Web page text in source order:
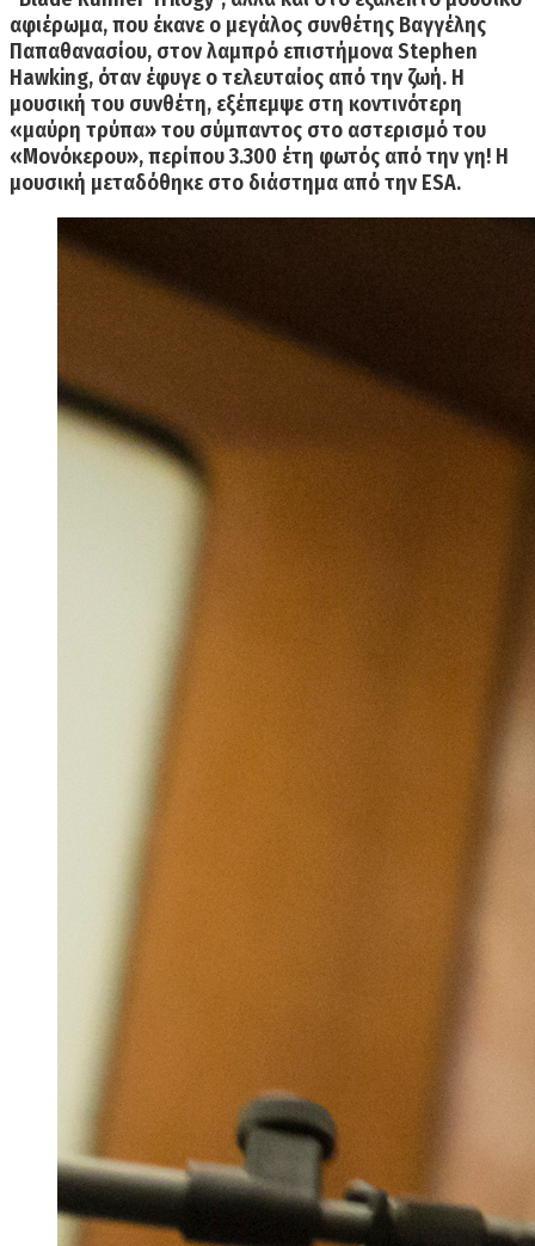
αφιέρωμα, που έκανε ο μεγάλος συνθέτης Βαγγέλης
Παπαθανασίου, στον λαμπρό επιστήμοναStephen
Hawking, όταν έφυγε ο τελευταίος από την ζωή. Η
μουσική του συνθέτη, εξέπεμψε στη κοντινότερη
«μαύρη τρύπα» του σύμπαντος στο αστερισμό του
«Μονόκερου», περίπου 3.300 έτη φωτός από την γη! Η
μουσική μεταδόθηκε στο διάστημα από την ESA.